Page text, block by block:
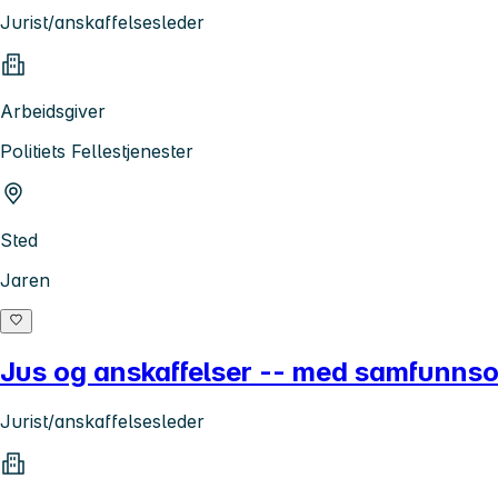
Jurist/anskaffelsesleder
Arbeidsgiver
Politiets Fellestjenester
Sted
Jaren
Jus og anskaffelser -- med
Jurist/anskaffelsesleder